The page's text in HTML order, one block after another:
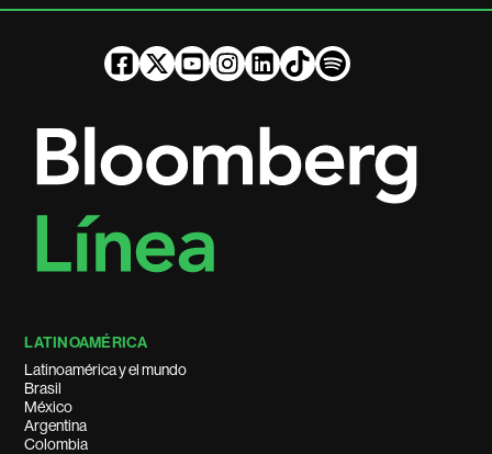
LATINOAMÉRICA
Latinoamérica y el mundo
Brasil
México
Argentina
Colombia